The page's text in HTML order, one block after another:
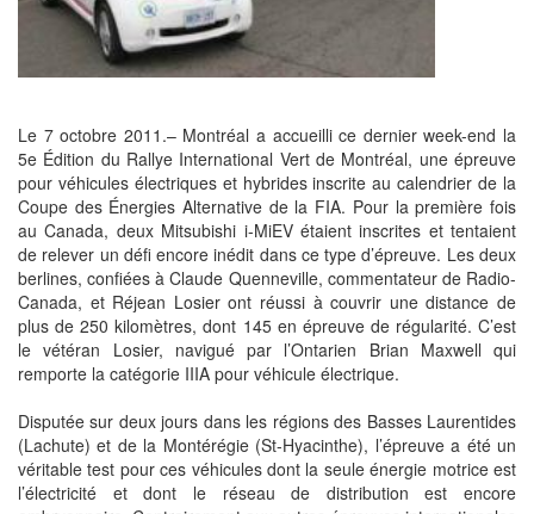
Le 7 octobre 2011.– Montréal a accueilli ce dernier week-end la
5e Édition du Rallye International Vert de Montréal, une épreuve
pour véhicules électriques et hybrides inscrite au calendrier de la
Coupe des Énergies Alternative de la FIA. Pour la première fois
au Canada, deux Mitsubishi i-MiEV étaient inscrites et tentaient
de relever un défi encore inédit dans ce type d’épreuve. Les deux
berlines, confiées à Claude Quenneville, commentateur de Radio-
Canada, et Réjean Losier ont réussi à couvrir une distance de
plus de 250 kilomètres, dont 145 en épreuve de régularité. C’est
le vétéran Losier, navigué par l’Ontarien Brian Maxwell qui
remporte la catégorie IIIA pour véhicule électrique.
Disputée sur deux jours dans les régions des Basses Laurentides
(Lachute) et de la Montérégie (St-Hyacinthe), l’épreuve a été un
véritable test pour ces véhicules dont la seule énergie motrice est
l’électricité et dont le réseau de distribution est encore